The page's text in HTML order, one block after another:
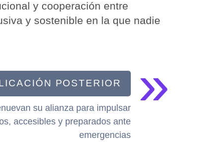
y cooperación entre
y sostenible en la que nadie
»
POSTERIOR
su alianza para impulsar
accesibles y preparados ante
emergencias